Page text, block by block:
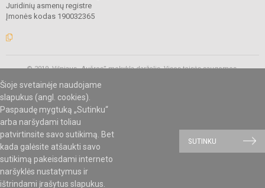
Šioje svetainėje naudojame
slapukus (angl. cookies).
Paspaudę mygtuką „Sutinku“
arba naršydami toliau
patvirtinsite savo sutikimą. Bet
kada galėsite atšaukti savo
sutikimą pakeisdami interneto
naršyklės nustatymus ir
ištrindami įrašytus slapukus.
SUTINKU
Juridinių asmenų registre
Įmonės kodas 190032365
© 2019. Vilniaus „Aušros” mokykla-darželis. Visos teisės saugomos.
SVETAINESMOKYKLOMS.LT